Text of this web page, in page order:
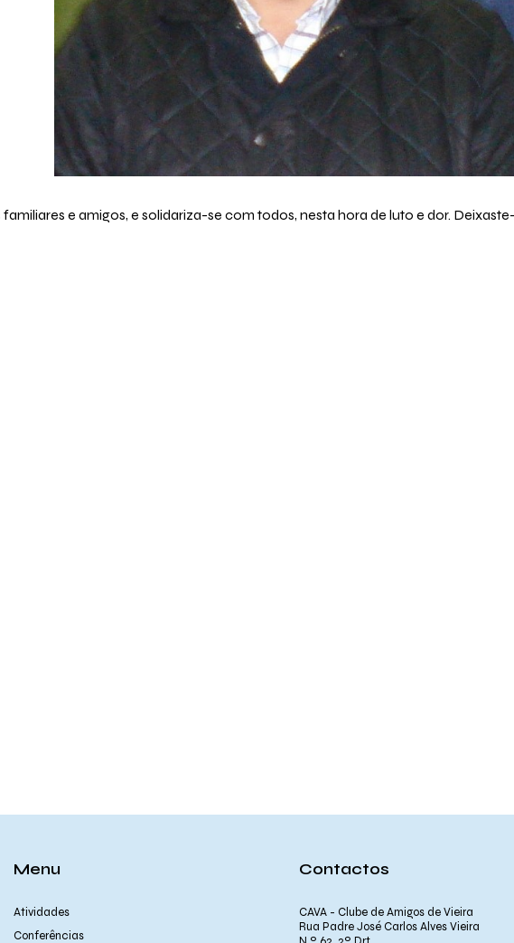
e amigos, e solidariza-se com todos, nesta hora de luto e dor.
Menu
Atividades
Conferências
Contactos
CAVA - Clube de Amigos de Vieira
Rua Padre José Carlos Alves Vieira